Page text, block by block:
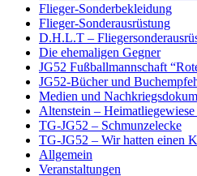
Flieger-Sonderbekleidung
Flieger-Sonderausrüstung
D.H.L.T –
Die ehemaligen Gegner
JG52 Fußballmannschaft
JG52-Bücher und
Medien und
Altenstein – Heimatliegewiese
TG-JG52 – Schmunzelecke
TG-JG52 – Wir hatten einen
Allgemein
Veranstaltungen